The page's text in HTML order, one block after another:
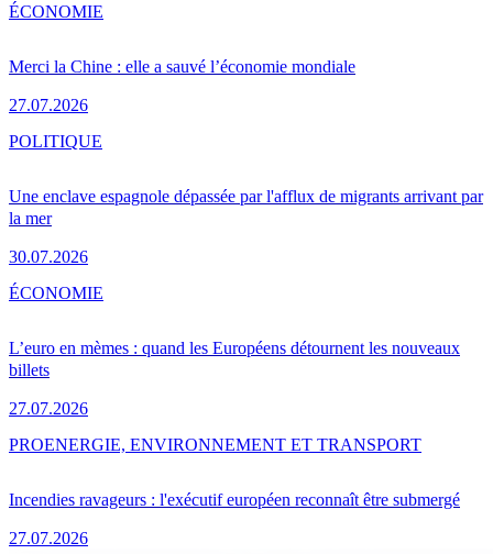
Merci la Chine : elle a sauvé l’économie mondiale
27.07.2026
ÉCONOMIE
Une enclave espagnole dépassée par l'afflux de migrants arrivant par
la mer
30.07.2026
POLITIQUE
L’euro en mèmes : quand les Européens détournent les nouveaux
billets
27.07.2026
ÉCONOMIE
Incendies ravageurs : l'exécutif européen reconnaît être submergé
27.07.2026
PROENERGIE, ENVIRONNEMENT ET TRANSPORT